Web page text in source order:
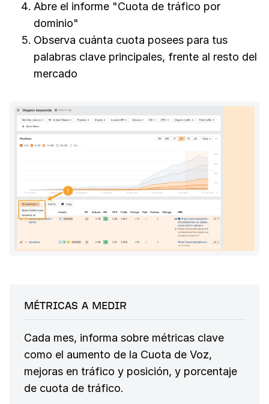
Abre el informe "Cuota de tráfico por
dominio"
Observa cuánta cuota posees para tus
palabras clave principales, frente al resto del
mercado
MÉTRICAS A MEDIR
Cada mes, informa sobre métricas clave
como el aumento de la Cuota de Voz,
mejoras en tráfico y posición, y porcentaje
de cuota de tráfico.